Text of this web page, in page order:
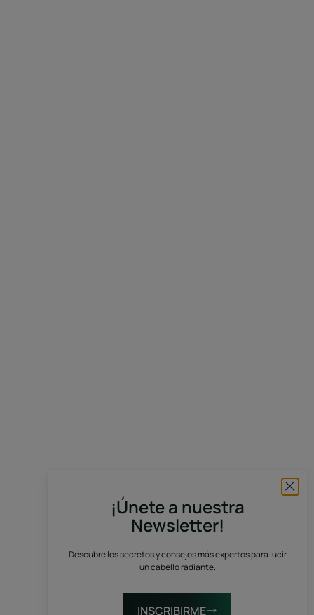
¡Únete a nuestra
Newsletter!
Descubre los secretos y consejos más expertos para lucir
un cabello radiante.
INSCRIBIRME